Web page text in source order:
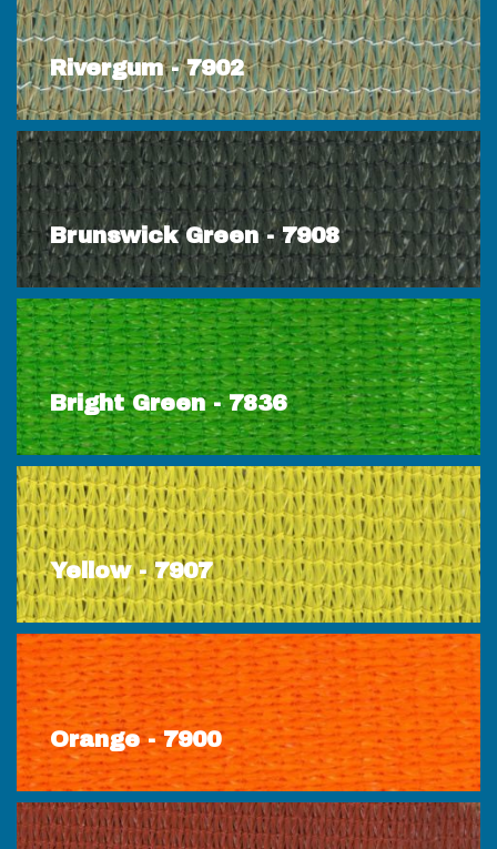
Rivergum - 7902
Brunswick Green - 7908
Bright Green - 7836
Yellow - 7907
Orange - 7900